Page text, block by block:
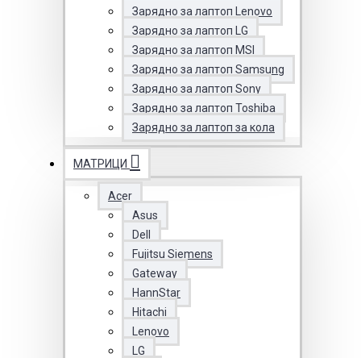
Зарядно за лаптоп Lenovo
Зарядно за лаптоп LG
Зарядно за лаптоп MSI
Зарядно за лаптоп Samsung
Зарядно за лаптоп Sony
Зарядно за лаптоп Toshiba
Зарядно за лаптоп за кола
МАТРИЦИ
Acer
Asus
Dell
Fujitsu Siemens
Gateway
HannStar
Hitachi
Lenovo
LG